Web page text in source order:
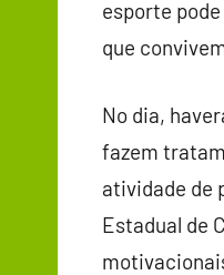
esporte
que
No dia,
fazem
atividade de
Estadual de